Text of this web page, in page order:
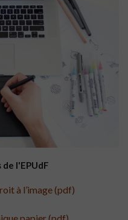
l'EPUdF
à l’image (pdf)